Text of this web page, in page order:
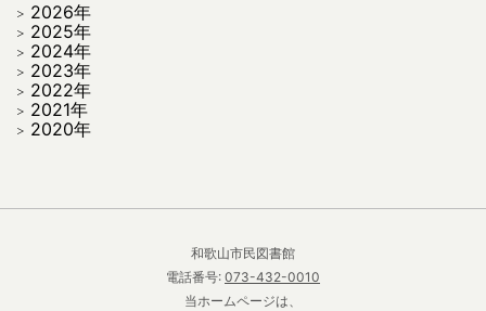
2026年
2025年
2024年
2023年
2022年
2021年
2020年
和歌山市民図書館
電話番号: 073-432-0010
当ホームページは、